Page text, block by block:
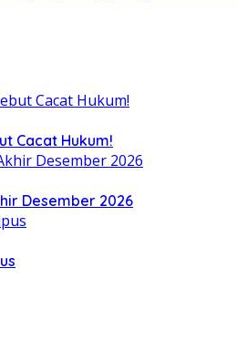
Cacat Hukum!
Desember 2026